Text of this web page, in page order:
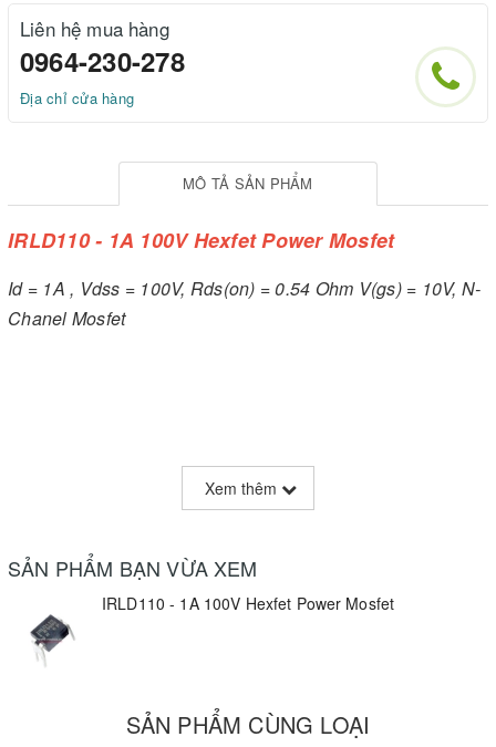
Liên hệ mua hàng
0964-230-278
Địa chỉ cửa hàng
MÔ TẢ SẢN PHẨM
IRLD110 - 1A 100V Hexfet Power Mosfet
Id = 1A , Vdss = 100V, Rds(on) = 0.54 Ohm V(gs) = 10V, N-
Chanel Mosfet
Xem thêm
SẢN PHẨM BẠN VỪA XEM
IRLD110 - 1A 100V Hexfet Power Mosfet
SẢN PHẨM CÙNG LOẠI